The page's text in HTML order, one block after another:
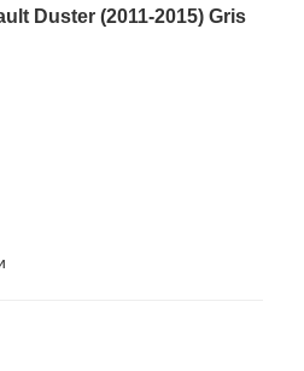
Duster (2011-2015) Gris